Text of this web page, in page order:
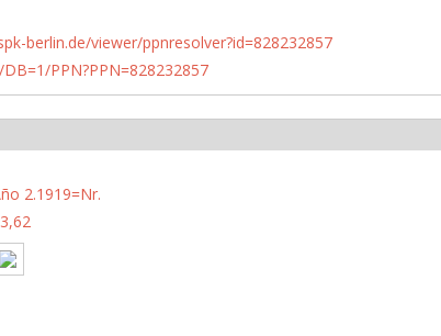
berlin.de/viewer/ppnresolver?id=828232857
PPN?PPN=828232857
2.1919=Nr.